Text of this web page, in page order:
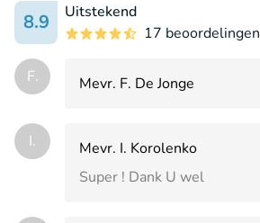
8.9
Uitstekend
17 beoordelingen
F. Mevr. F. De Jonge
I.
Mevr. I. Korolenko
Super ! Dank U wel